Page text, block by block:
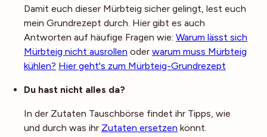
Damit euch dieser Mürbteig sicher gelingt, lest euch
mein Grundrezept durch. Hier gibt es auch
Antworten auf häufige Fragen wie: Warum lässt sich
Mürbteig nicht ausrollen oder warum muss Mürbteig
kühlen? Hier geht's zum Mürbteig-Grundrezept
Du hast nicht alles da?
In der Zutaten Tauschbörse findet ihr Tipps, wie
und durch was ihr Zutaten ersetzen könnt.